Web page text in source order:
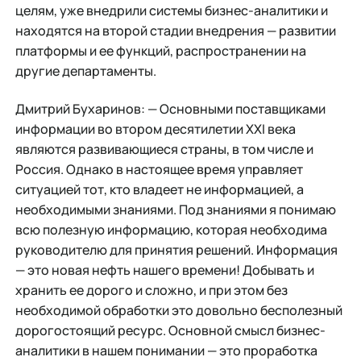
целям, уже внедрили системы бизнес-аналитики и
находятся на второй стадии внедрения — развитии
платформы и ее функций, распространении на
другие департаменты.
Дмитрий Бухаринов: — Основными поставщиками
информации во втором десятилетии XXI века
являются развивающиеся страны, в том числе и
Россия. Однако в настоящее время управляет
ситуацией тот, кто владеет не информацией, а
необходимыми знаниями. Под знаниями я понимаю
всю полезную информацию, которая необходима
руководителю для принятия решений. Информация
— это новая нефть нашего времени! Добывать и
хранить ее дорого и сложно, и при этом без
необходимой обработки это довольно бесполезный
дорогостоящий ресурс. Основной смысл бизнес-
аналитики в нашем понимании — это проработка